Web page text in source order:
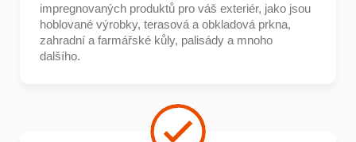
impregnovaných produktů pro váš exteriér, jako jsou
hoblované výrobky, terasová a obkladová prkna,
zahradní a farmářské kůly, palisády a mnoho
dalšího.